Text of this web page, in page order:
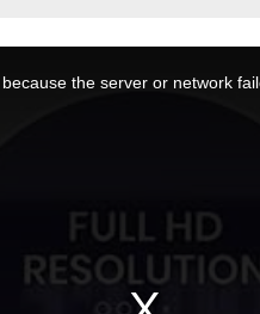
the server or network